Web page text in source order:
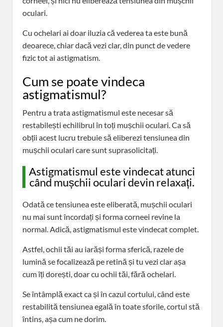
oculari.
Cu ochelari ai doar iluzia că vederea ta este bună
deoarece, chiar dacă vezi clar, din punct de vedere
fizic tot ai astigmatism.
Cum se poate vindeca
astigmatismul?
Pentru a trata astigmatismul este necesar să
restabilești echilibrul în toți mușchii oculari. Ca să
obții acest lucru trebuie să eliberezi tensiunea din
mușchii oculari care sunt suprasolicitați.
Astigmatismul este vindecat atunci
când mușchii oculari devin relaxați.
Odată ce tensiunea este eliberată, mușchii oculari
nu mai sunt încordați și forma corneei revine la
normal. Adică, astigmatismul este vindecat complet.
Astfel, ochii tăi au iarăși forma sferică, razele de
lumină se focalizează pe retină și tu vezi clar așa
cum îți dorești, doar cu ochii tăi, fără ochelari.
Se întâmplă exact ca și în cazul cortului, când este
restabilită tensiunea egală în toate sforile, cortul stă
întins, așa cum ne dorim.